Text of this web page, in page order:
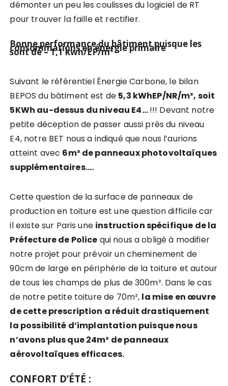
démonter un peu les coulisses du logiciel de RT
pour trouver la faille et rectifier.
Bonne performance du bâtiment puisque les
consommations en énergie primaire
sont de – 1,1 kwh/EP/m²
Suivant le référentiel Énergie Carbone, le bilan
BEPOS du bâtiment est de 5,3 kWhEP/NR/m², soit
5KWh au-dessus du niveau E4…!!! Devant notre
petite déception de passer aussi près du niveau
E4, notre BET nous a indiqué que nous l’aurions
atteint avec 6m² de panneaux photovoltaïques
supplémentaires….
Cette question de la surface de panneaux de
production en toiture est une question difficile car
il existe sur Paris une instruction spécifique de la
Préfecture de Police qui nous a obligé à modifier
notre projet pour prévoir un cheminement de
90cm de large en périphérie de la toiture et autour
de tous les champs de plus de 300m². Dans le cas
de notre petite toiture de 70m², la mise en œuvre
de cette prescription a réduit drastiquement
la possibilité d’implantation puisque nous
n’avons plus que 24m² de panneaux
aérovoltaïques efficaces.
CONFORT D’ÉTÉ :